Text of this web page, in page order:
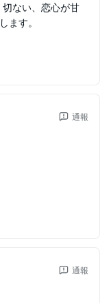
ない、恋心が甘
ます。
通報
通報